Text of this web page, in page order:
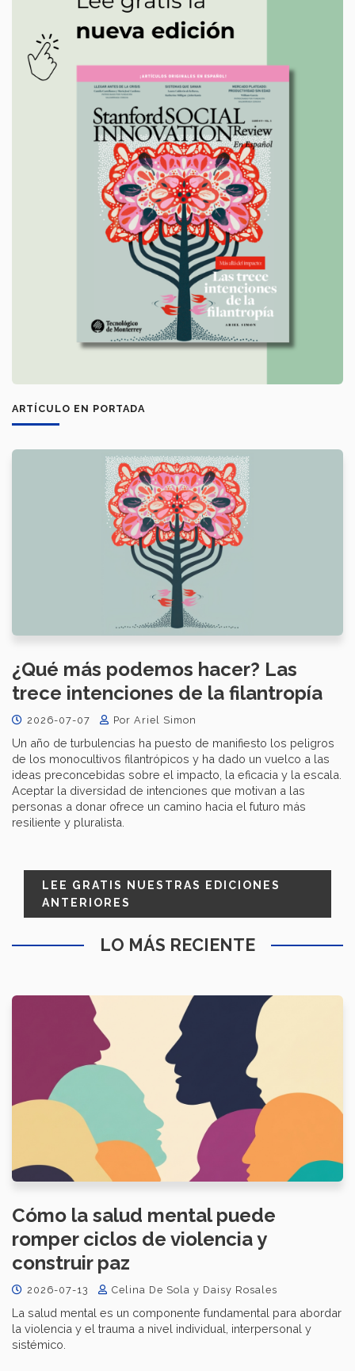
ARTÍCULO EN PORTADA
¿Qué más podemos hacer? Las
trece intenciones de la filantropía
2026-07-07 Por Ariel Simon
Un año de turbulencias ha puesto de manifiesto los peligros
de los monocultivos filantrópicos y ha dado un vuelco a las
ideas preconcebidas sobre el impacto, la eficacia y la escala.
Aceptar la diversidad de intenciones que motivan a las
personas a donar ofrece un camino hacia el futuro más
resiliente y pluralista.
LEE GRATIS NUESTRAS EDICIONES
ANTERIORES
LO MÁS RECIENTE
Cómo la salud mental puede
romper ciclos de violencia y
construir paz
2026-07-13 Celina De Sola y Daisy Rosales
La salud mental es un componente fundamental para abordar
la violencia y el trauma a nivel individual, interpersonal y
sistémico.